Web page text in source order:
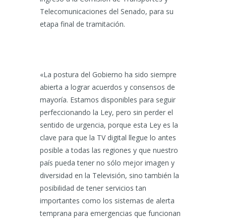
Telecomunicaciones del Senado, para su
etapa final de tramitación.
«La postura del Gobierno ha sido siempre
abierta a lograr acuerdos y consensos de
mayoría. Estamos disponibles para seguir
perfeccionando la Ley, pero sin perder el
sentido de urgencia, porque esta Ley es la
clave para que la TV digital llegue lo antes
posible a todas las regiones y que nuestro
país pueda tener no sólo mejor imagen y
diversidad en la Televisión, sino también la
posibilidad de tener servicios tan
importantes como los sistemas de alerta
temprana para emergencias que funcionan